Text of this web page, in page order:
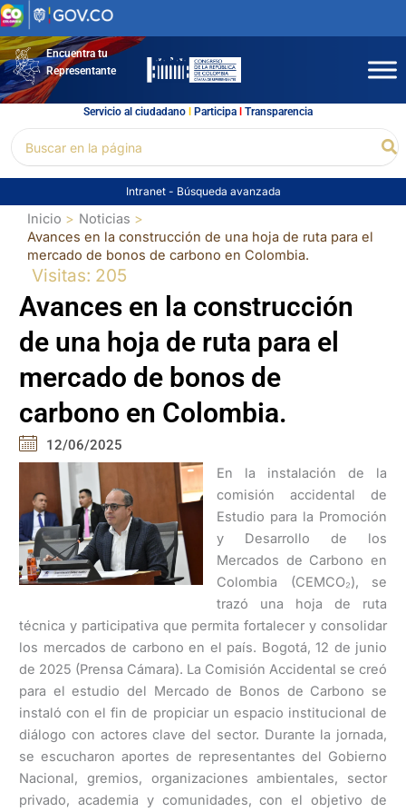
Ir
al
contenidoEncuentra tu
Representante
Servicio al ciudadano l Participal Transparencia
por:
Intranet - Búsqueda avanzada
Inicio
Noticias
Avances en la construcción de una hoja de ruta para el
mercado de bonos de carbono en Colombia.
Visitas: 205
Avances en la construcción
de una hoja de ruta para el
mercado de bonos de
carbono en Colombia.
12/06/2025
En la instalación de la
comisión accidental de
Estudio para la Promoción
y Desarrollo de los
Mercados de Carbono en
Colombia (CEMCO₂), se
trazó una hoja de ruta
técnica y participativa que permita fortalecer y consolidar
los mercados de carbono en el país. Bogotá, 12 de junio
de 2025 (Prensa Cámara). La Comisión Accidental se creó
para el estudio del Mercado de Bonos de Carbono se
instaló con el fin de propiciar un espacio institucional de
diálogo con actores clave del sector. Durante la jornada,
se escucharon aportes de representantes del Gobierno
Nacional, gremios, organizaciones ambientales, sector
privado, academia y comunidades, con el objetivo de